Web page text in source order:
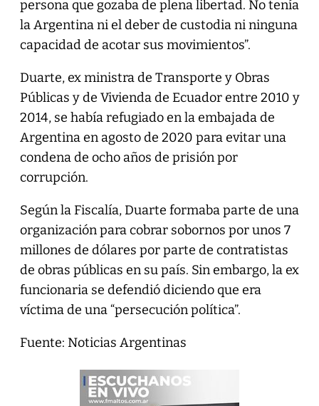
persona que gozaba de plena libertad. No tenía
la Argentina ni el deber de custodia ni ninguna
capacidad de acotar sus movimientos”.
Duarte, ex ministra de Transporte y Obras
Públicas y de Vivienda de Ecuador entre 2010 y
2014, se había refugiado en la embajada de
Argentina en agosto de 2020 para evitar una
condena de ocho años de prisión por
corrupción.
Según la Fiscalía, Duarte formaba parte de una
organización para cobrar sobornos por unos 7
millones de dólares por parte de contratistas
de obras públicas en su país. Sin embargo, la ex
funcionaria se defendió diciendo que era
víctima de una “persecución política”.
Fuente: Noticias Argentinas